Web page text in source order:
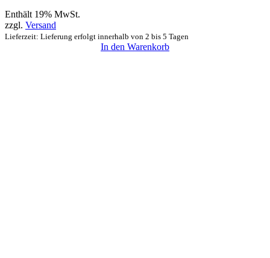
Enthält 19% MwSt.
zzgl. Versand
Lieferzeit: Lieferung erfolgt innerhalb von 2 bis 5 Tagen
In den Warenkorb